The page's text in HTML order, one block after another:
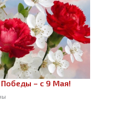
– с 9 Мая!